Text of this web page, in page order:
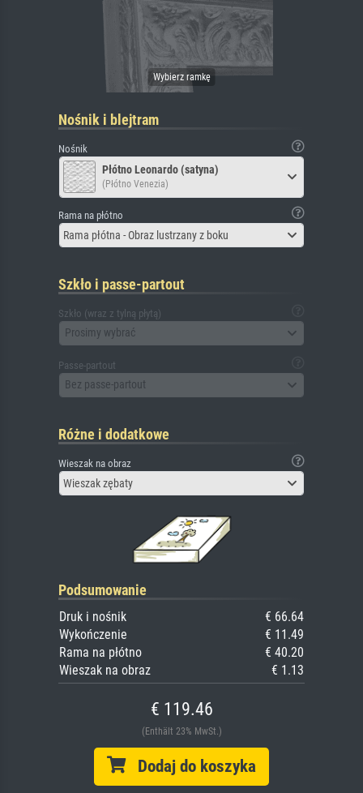
Nośnik i blejtram
Nośnik
Płótno Leonardo (satyna)
(Płótno Venezia)
Rama na płótno
Rama płótna - Obraz lustrzany z boku
Szkło i passe-partout
Szkło (wraz z tylną płytą)
Prosimy wybrać
Passe-partout
Bez passe-partout
Różne i dodatkowe
Wieszak na obraz
Wieszak zębaty
Podsumowanie
Druk i nośnik
€ 66.64
Wykończenie
€ 11.49
Rama na płótno
€ 40.20
Wieszak na obraz
€ 1.13
€ 119.46
(Enthält 23% MwSt.)
Dodaj do koszyka